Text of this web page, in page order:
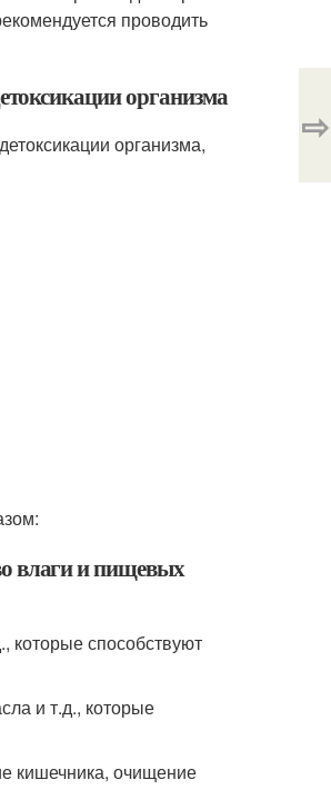
проводить
организма
организма,
влаги и пищевых
которые способствуют
и т.д., которые
кишечника, очищение
⇨